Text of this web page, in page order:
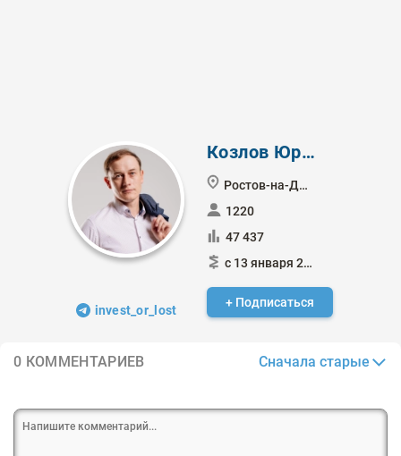
invest_or_lost
Козлов Юрий
Ростов-на-Дону
1220
47 437
с 13 января 2011
+ Подписаться
0 КОММЕНТАРИЕВ Сначала старые